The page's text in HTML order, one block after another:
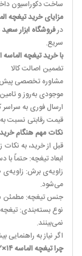
ساخت دکوراسیون
مزایای خرید تیغچه
درفروشگاه ابزار سعید
سریع.
با خرید تیغچه الماسه
تضمین اصالت کالا
مشاوره تخصصی پیش
موجودی به‌روز و
ارسال فوری به
قیمت رقابتی نسبت به
نکات مهم هنگام
قبل از خرید، به نکات
ابعاد تیغچه: حتماً با
می‌شود.
جنس تیغچه: مطمئن
نوع بسته‌بندی:
نمی‌بینند.
اگر نیاز به
چرا تیغچه الماسه ۱۴×۲×۳۰ انتخاب حرفه‌ای‌هاست؟